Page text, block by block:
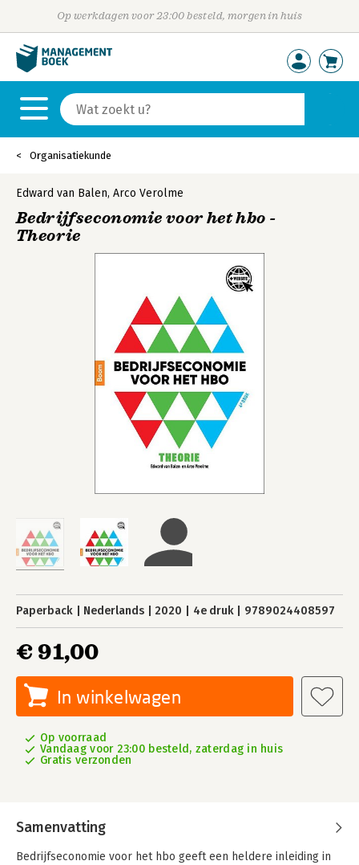
Op werkdagen voor 23:00 besteld, morgen in huis
Organisatiekunde
Edward van Balen, Arco Verolme
Bedrijfseconomie voor het hbo -
Theorie
Paperback Nederlands 2020 4e druk 9789024408597
€ 91,00
In winkelwagen
Op voorraad
Vandaag voor 23:00 besteld, zaterdag in huis
Gratis verzonden
Samenvatting
Bedrijfseconomie voor het hbo geeft een heldere inleiding in